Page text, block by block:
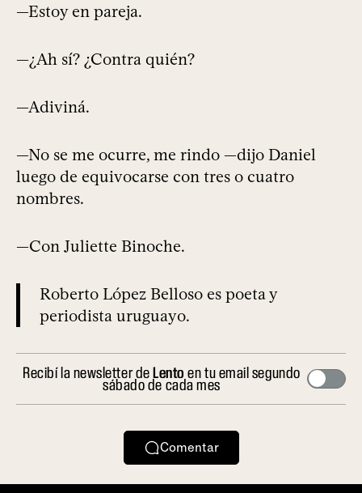
—Estoy en pareja.
—¿Ah sí? ¿Contra quién?
—Adiviná.
—No se me ocurre, me rindo —dijo Daniel
luego de equivocarse con tres o cuatro
nombres.
—Con Juliette Binoche.
Roberto López Belloso es poeta y
periodista uruguayo.
Recibí la newsletter deLento en tu email segundo
sábado de cada mes
Comentar